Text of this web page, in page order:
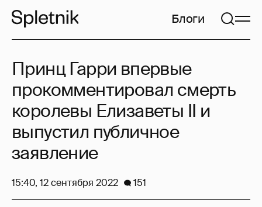
Блоги
Принц Гарри впервые
прокомментировал смерть
королевы Елизаветы II и
выпустил публичное
заявление
15:40, 12 сентября 2022 151